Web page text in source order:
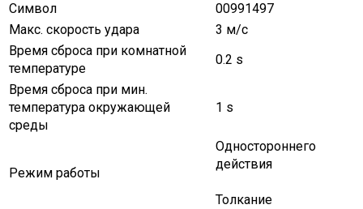
Символ
00991497
Макс. скорость удара
3 м/с
Время сброса при комнатной
температуре
0.2 s
Время сброса при мин.
температура окружающей
среды
1 s
Режим работы
Одностороннего
действия
Толкание